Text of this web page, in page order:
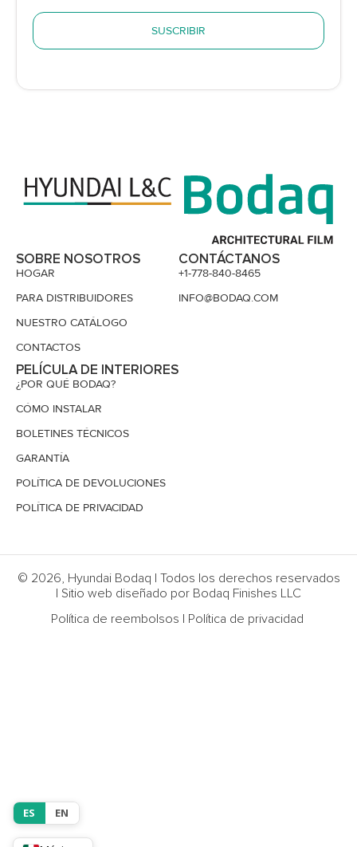
SUSCRIBIR
SOBRE NOSOTROS
HOGAR
PARA DISTRIBUIDORES
NUESTRO CATÁLOGO
CONTACTOS
PELÍCULA DE INTERIORES
¿POR QUÉ BODAQ?
CÓMO INSTALAR
BOLETINES TÉCNICOS
GARANTÍA
POLÍTICA DE DEVOLUCIONES
POLÍTICA DE PRIVACIDAD
CONTÁCTANOS
+1-778-840-8465
INFO@BODAQ.COM
© 2026, Hyundai Bodaq | Todos los derechos reservados
| Sitio web diseñado por Bodaq Finishes LLC
Política de reembolsos | Política de privacidad
ES EN